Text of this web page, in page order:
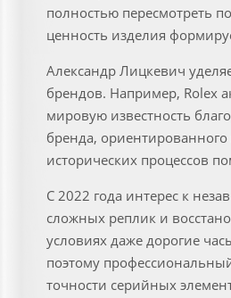
полностью пересмотреть
ценность изделия
Александр Лицкевич
брендов. Например, Rolex
мировую известность
бренда,
исторических процессов
С 2022 года интерес к
сложных реплик и
условиях даже дорогие
поэтому
точности серийных